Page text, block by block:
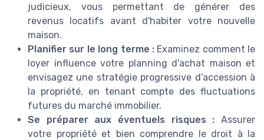
judicieux, vous permettant de générer des
revenus locatifs avant d'habiter votre nouvelle
maison.
Planifier sur le long terme :Examinez comment le
loyer influence votre planning d'achat maison et
envisagez une stratégie progressive d'accession à
la propriété, en tenant compte des fluctuations
futures du marché immobilier.
Se préparer aux éventuels risques : Assurer
votre propriété et bien comprendre le droit à la